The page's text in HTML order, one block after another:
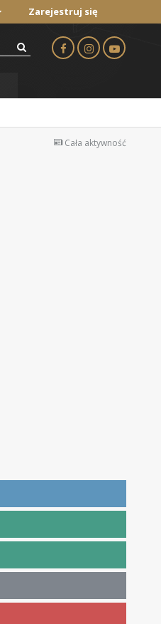
Zarejestruj się
Cała aktywność